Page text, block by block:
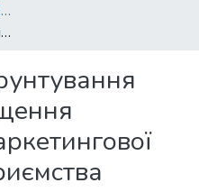
Бакалаврські роботи (КЕП)
Економічне обгрунтування напрямів підвищення ефективності маркетингової діяльності підприємства